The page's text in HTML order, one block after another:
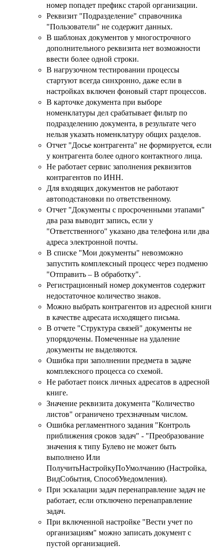
номер попадет префикс старой организации.
Реквизит "Подразделение" справочника
"Пользователи" не содержит данных.
В шаблонах документов у многострочного
дополнительного реквизита нет возможности
ввести более одной строки.
В нагрузочном тестировании процессы
стартуют всегда синхронно, даже если в
настройках включен фоновый старт процессов.
В карточке документа при выборе
номенклатуры дел срабатывает фильтр по
подразделению документа, в результате чего
нельзя указать номенклатуру общих разделов.
Отчет "Досье контрагента" не формируется, если
у контрагента более одного контактного лица.
Не работает сервис заполнения реквизитов
контрагентов по ИНН.
Для входящих документов не работают
автоподстановки по ответственному.
Отчет "Документы с просроченными этапами"
два раза выводит запись, если у
"Ответственного" указано два телефона или два
адреса электронной почты.
В списке "Мои документы" невозможно
запустить комплексный процесс через подменю
"Отправить – В обработку".
Регистрационный номер документов содержит
недостаточное количество знаков.
Можно выбрать контрагентов из адресной книги
в качестве адресата исходящего письма.
В отчете "Структура связей" документы не
упорядочены. Помеченные на удаление
документы не выделяются.
Ошибка при заполнении предмета в задаче
комплексного процесса со схемой.
Не работает поиск личных адресатов в адресной
книге.
Значение реквизита документа "Количество
листов" ограничено трехзначным числом.
Ошибка регламентного задания "Контроль
приближения сроков задач" - "Преобразование
значения к типу Булево не может быть
выполнено Или
ПолучитьНастройкуПоУмолчанию (Настройка,
ВидСобытия, СпособУведомления).
При эскалации задач перенаправление задач не
работает, если отключено перенаправление
задач.
При включенной настройке "Вести учет по
организациям" можно записать документ с
пустой организацией.